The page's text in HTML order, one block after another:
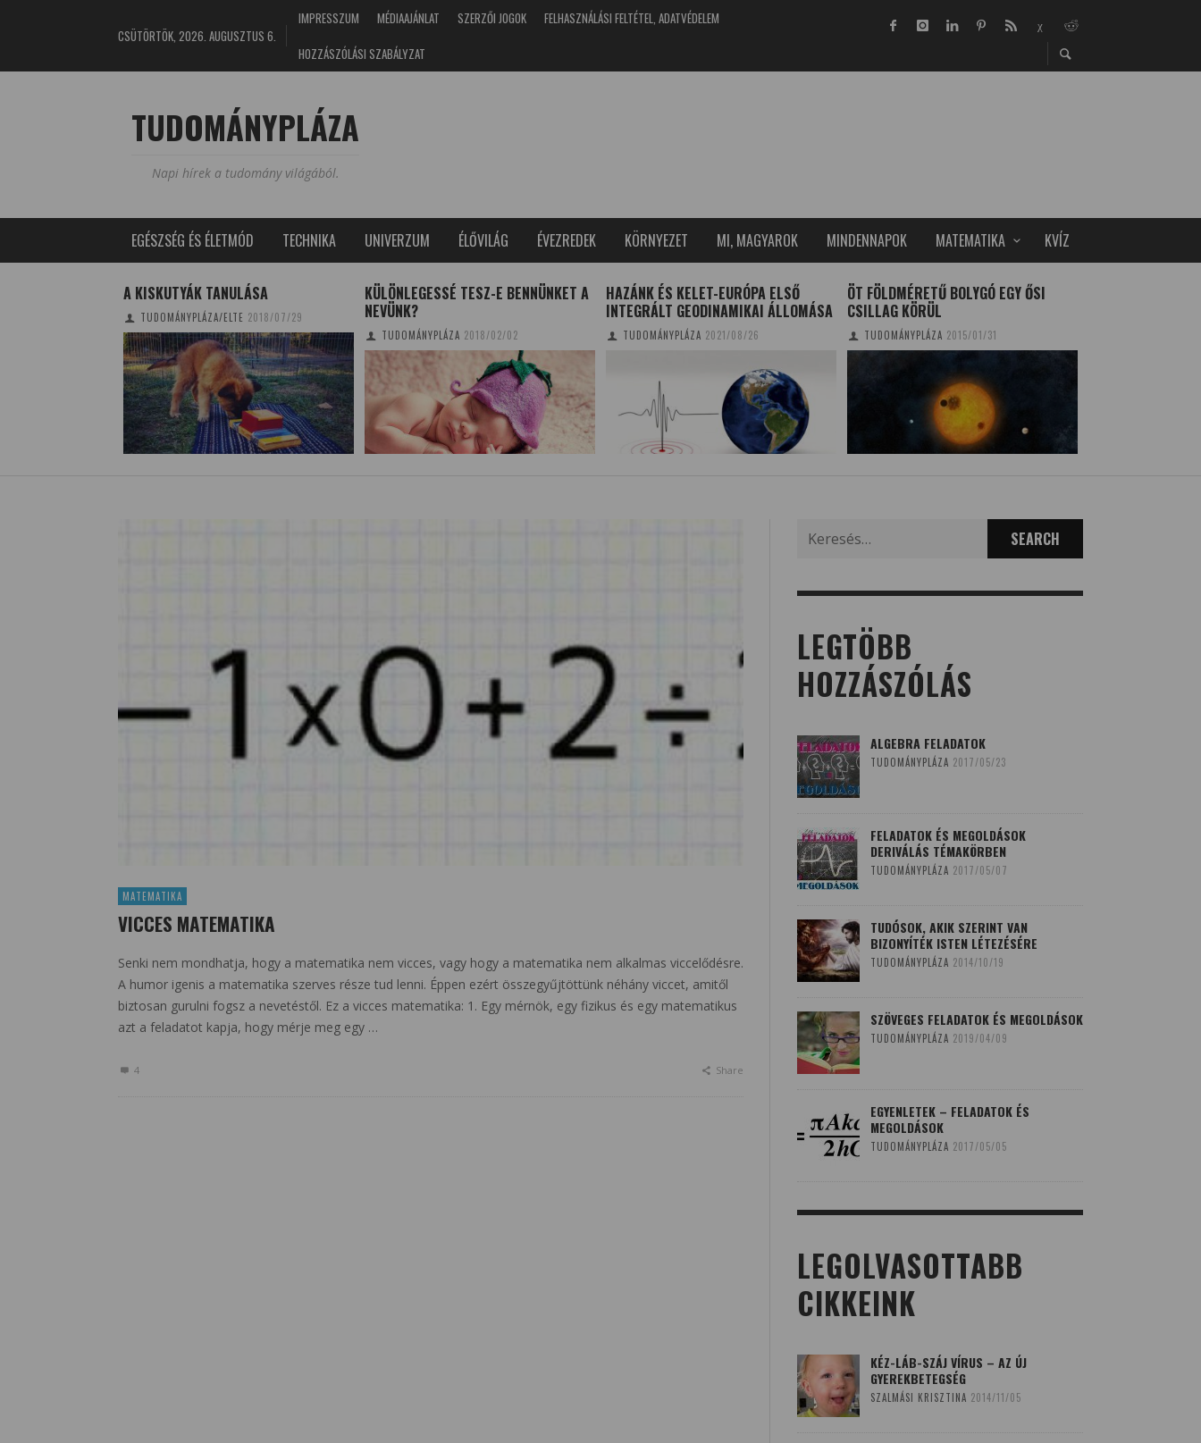
CSÜTÖRTÖK, 2026. AUGUSZTUS 6.
IMPRESSZUM MÉDIAAJÁNLAT SZERZŐI JOGOK
FELHASZNÁLÁSI FELTÉTEL, ADATVÉDELEM
HOZZÁSZÓLÁSI SZABÁLYZAT
TUDOMÁNYPLÁZA
Napi hírek a tudomány világából.
EGÉSZSÉG ÉS ÉLETMÓD TECHNIKA UNIVERZUM ÉLŐVILÁG ÉVEZREDEK KÖRNYEZET MI, MAGYAROK MINDENNAPOK MATEMATIKA KVÍZ
A KISKUTYÁK TANULÁSA
TUDOMÁNYPLÁZA/ELTE 2018/07/29
KÜLÖNLEGESSÉ TESZ-E BENNÜNKET A
NEVÜNK?
TUDOMÁNYPLÁZA 2018/02/02
HAZÁNK ÉS KELET-EURÓPA ELSŐ
INTEGRÁLT GEODINAMIKAI ÁLLOMÁSA
TUDOMÁNYPLÁZA 2021/08/26
ÖT FÖLDMÉRETŰ BOLYGÓ EGY ŐSI
CSILLAG KÖRÜL
TUDOMÁNYPLÁZA 2015/01/31
MATEMATIKA
VICCES MATEMATIKA
Senki nem mondhatja, hogy a matematika nem vicces, vagy hogy a matematika nem alkalmas viccelődésre.
A humor igenis a matematika szerves része tud lenni. Éppen ezért összegyűjtöttünk néhány viccet, amitől
biztosan gurulni fogsz a nevetéstől. Ez a vicces matematika: 1. Egy mérnök, egy fizikus és egy matematikus
azt a feladatot kapja, hogy mérje meg egy …
4 Share
for:
LEGTÖBB
HOZZÁSZÓLÁS
ALGEBRA FELADATOK
TUDOMÁNYPLÁZA 2017/05/23
FELADATOK ÉS MEGOLDÁSOK
DERIVÁLÁS TÉMAKÖRBEN
TUDOMÁNYPLÁZA 2017/05/07
TUDÓSOK, AKIK SZERINT VAN
BIZONYÍTÉK ISTEN LÉTEZÉSÉRE
TUDOMÁNYPLÁZA 2014/10/19
SZÖVEGES FELADATOK ÉS MEGOLDÁSOK
TUDOMÁNYPLÁZA 2019/04/09
EGYENLETEK – FELADATOK ÉS
MEGOLDÁSOK
TUDOMÁNYPLÁZA 2017/05/05
LEGOLVASOTTABB
CIKKEINK
KÉZ-LÁB-SZÁJ VÍRUS – AZ ÚJ
GYEREKBETEGSÉG
SZALMÁSI KRISZTINA 2014/11/05